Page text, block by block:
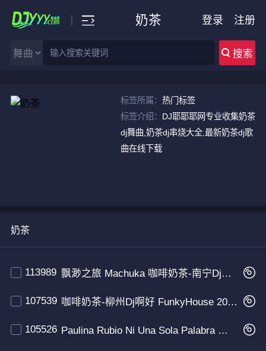
搜索
奶茶 登录 注册
标签所属：热门标签
标签介绍： DJ耶耶耶网专业收集奶茶
dj舞曲,奶茶dj串烧大全,最新奶茶dj歌
曲在线下载
奶茶
113989 飘渺之旅 Machuka 咖啡奶茶-南宁Dj阿圣 FunkyHouse 2026 Q鼓
107539 咖啡奶茶-柳州Dj啊好 FunkyHouse 2026
105526 Paulina Rubio Ni Una Sola Palabra 咖啡奶茶-Dj海文 LakHouse 2025